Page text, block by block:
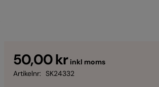
50,00 kr inkl moms
Artikelnr: SK24332